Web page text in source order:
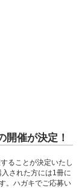
開催が決定！
ることが決定いたし
された方には1冊に
。ハガキでご応募い